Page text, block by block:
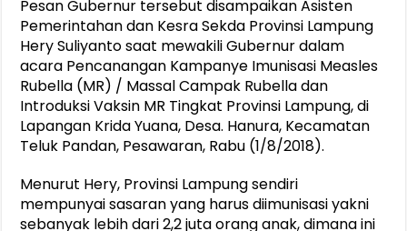
Pesan Gubernur tersebut disampaikan Asisten
Pemerintahan dan Kesra Sekda Provinsi Lampung
Hery Suliyanto saat mewakili Gubernur dalam
acara Pencanangan Kampanye Imunisasi Measles
Rubella (MR) / Massal Campak Rubella dan
Introduksi Vaksin MR Tingkat Provinsi Lampung, di
Lapangan Krida Yuana, Desa. Hanura, Kecamatan
Teluk Pandan, Pesawaran, Rabu (1/8/2018).
Menurut Hery, Provinsi Lampung sendiri
mempunyai sasaran yang harus diimunisasi yakni
sebanyak lebih dari 2,2 juta orang anak, dimana ini